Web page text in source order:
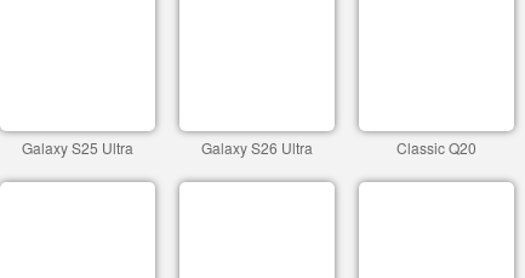
Galaxy S25 Ultra Galaxy S26 Ultra Classic Q20